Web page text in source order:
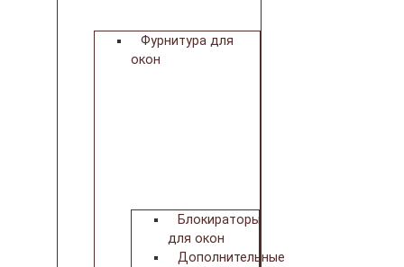
Фурнитура для
окон
Блокираторы
для окон
Дополнительные